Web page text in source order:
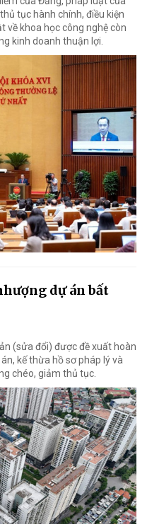
tục hành chính, điều kiện
về khoa học công nghệ còn
kinh doanh thuận lợi.
dự án bất
(sửa đổi) được đề xuất hoàn
kế thừa hồ sơ pháp lý và
chéo, giảm thủ tục.